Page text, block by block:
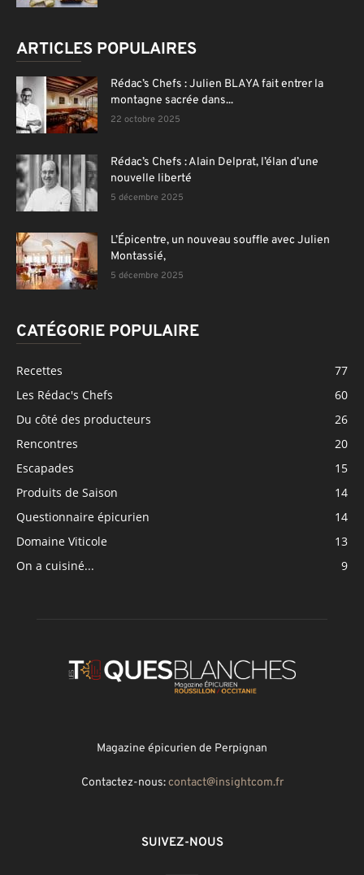
ARTICLES POPULAIRES
Rédac’s Chefs : Julien BLAYA fait entrer la
montagne sacrée dans...
22 octobre 2025
Rédac’s Chefs : Alain Delprat, l’élan d’une
nouvelle liberté
5 décembre 2025
L’Épicentre, un nouveau souffle avec Julien
Montassié,
5 décembre 2025
CATÉGORIE POPULAIRE
Recettes
77
Les Rédac's Chefs
60
Du côté des producteurs
26
Rencontres
20
Escapades
15
Produits de Saison
14
Questionnaire épicurien
14
Domaine Viticole
13
On a cuisiné...
9
Magazine épicurien de Perpignan
Contactez-nous:contact@insightcom.fr
SUIVEZ-NOUS